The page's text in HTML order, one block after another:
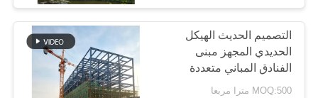
المعمل
مراقبة
الجودة
42
التصميم الحديث الهيكل
الحديدي المجهز مبنى
الفنادق المباني متعددة
الطوابق مبنى الصلب
MOQ:500 مترا مربعا